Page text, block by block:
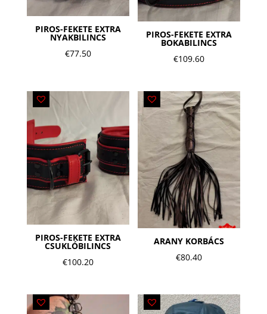
PIROS-FEKETE EXTRA
NYAKBILINCS
€77.50
PIROS-FEKETE EXTRA
BOKABILINCS
€109.60
PIROS-FEKETE EXTRA
CSUKLÓBILINCS
€100.20
ARANY KORBÁCS
€80.40